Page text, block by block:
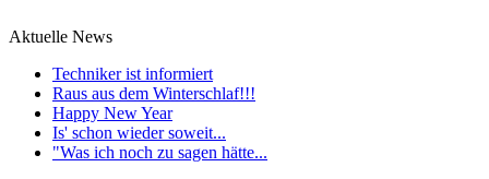
Aktuelle News
Techniker ist informiert
Raus aus dem Winterschlaf!!!
Happy New Year
Is' schon wieder soweit...
"Was ich noch zu sagen hätte...